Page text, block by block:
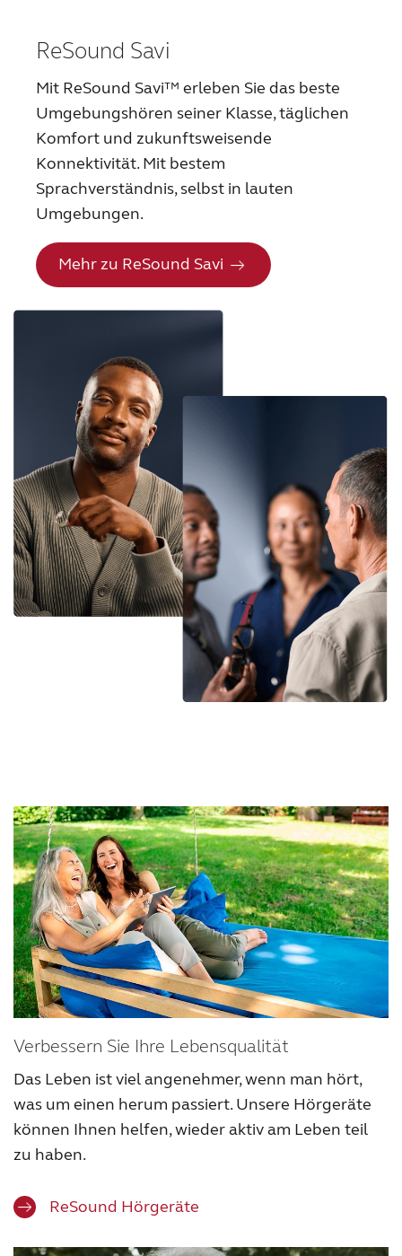
ReSound Savi
Mit ReSound Savi™ erleben Sie das beste
Umgebungshören seiner Klasse, täglichen
Komfort und zukunftsweisende
Konnektivität. Mit bestem
Sprachverständnis, selbst in lauten
Umgebungen.
Mehr zu ReSound Savi
Verbessern Sie Ihre Lebensqualität
Das Leben ist viel angenehmer, wenn man hört,
was um einen herum passiert. Unsere Hörgeräte
können Ihnen helfen, wieder aktiv am Leben teil
zu haben.
ReSound Hörgeräte